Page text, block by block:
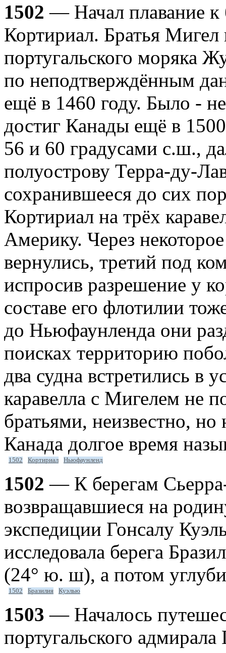
1502 — Начал плавание
Кортириал. Братья
португальского моряка
по неподтверждённым
ещё в 1460 году. Было -
достиг Канады ещё в
56 и 60 градусами с.ш.,
полуострову Терра-ду-
сохранившееся до сих
Кортириал на трёх
Америку. Через
вернулись, третий под
испросив разрешение у
составе его флотилии
до Ньюфаунленда они
поисках территорию
два судна встретились в
каравелла с Мигелем не
братьями, неизвестно, но
Канада долгое время
1502 Кортириал Ньюфаунленд
1502 — К берегам
возвращавшиеся на
экспедиции Гонсалу
исследовала берега
(24° ю. ш), а потом
1502 Бразилия Куэлью
1503 — Началось
португальского